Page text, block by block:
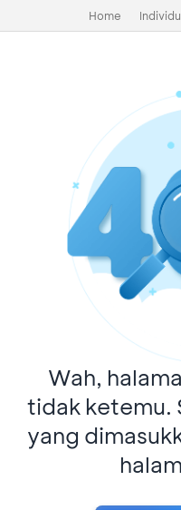
Home Individu
Wah,
tidak ketemu.
yang